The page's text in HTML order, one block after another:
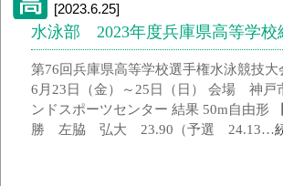
[2023.6.25]
水泳部 2023年度兵庫県高等学校
第76回兵庫県高等学校選手権水泳競
6月23日（金）～25日（日） 会場 神戸
ンドスポーツセンター 結果 50m自由
勝 左脇 弘大 23.90（予選 24.13…